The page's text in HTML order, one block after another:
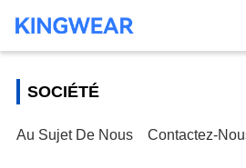
SOCIÉTÉ
Au Sujet De Nous Contactez-